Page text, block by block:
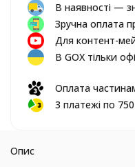
В наявності —
Зручна оплата
Для контент-
В GOX тільки
Оплата
3 платежі по
Опис